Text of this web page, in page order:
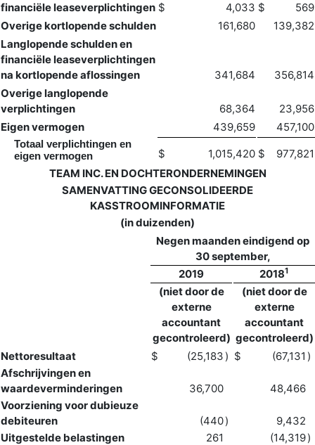
financiële leaseverplichtingen $ 4,033 $
569
Overige kortlopende schulden
161,680
139,382
Langlopende schulden en
financiële leaseverplichtingen
na kortlopende aflossingen
341,684
356,814
Overige langlopende
verplichtingen
68,364
23,956
Eigen vermogen
439,659 457,100
Totaal verplichtingen en
eigen vermogen
$ 1,015,420 $
977,821
TEAM INC. EN DOCHTERONDERNEMINGEN
SAMENVATTING GECONSOLIDEERDE
KASSTROOMINFORMATIE
(in duizenden)
Negen maanden eindigend op
30 september,
2019
20181
(niet door de
externe
accountant
gecontroleerd)
(niet door de
externe
accountant
gecontroleerd)
Nettoresultaat
$ (25,183 ) $ (67,131 )
Afschrijvingen en
waardeverminderingen
36,700
48,466
Voorziening voor dubieuze
debiteuren
(440)
9,432
Uitgestelde belastingen
261 (14,319)